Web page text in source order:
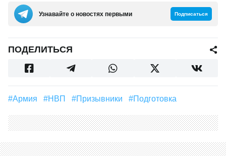
Узнавайте о новостях первыми Подписаться
ПОДЕЛИТЬСЯ
#армия #НВП #призывники #подготовка